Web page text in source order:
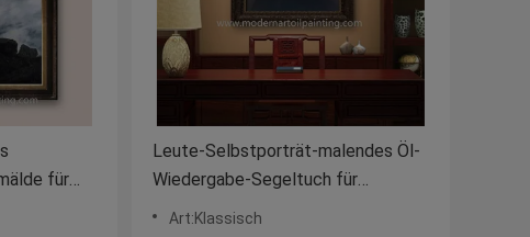
für
Leute-Selbstporträt-malendes Öl-
Wiedergabe-Segeltuch für
Wohnzimmer
Art:Klassisch